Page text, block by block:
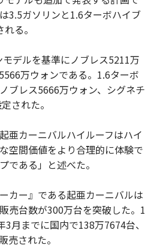
3.5ガソリンと1.6ターボハイブ
る。
デルを基準にノブレス5211万
万ウォンである。1.6ターボ
ブレス5666万ウォン、シグネチ
された。
亜カーニバルハイルーフはハイ
空間価値をより合理的に体験で
である」と述べた。
カー』である起亜カーニバルは
売台数が300万台を突破した。1
月までに国内で138万7674台、
売された。